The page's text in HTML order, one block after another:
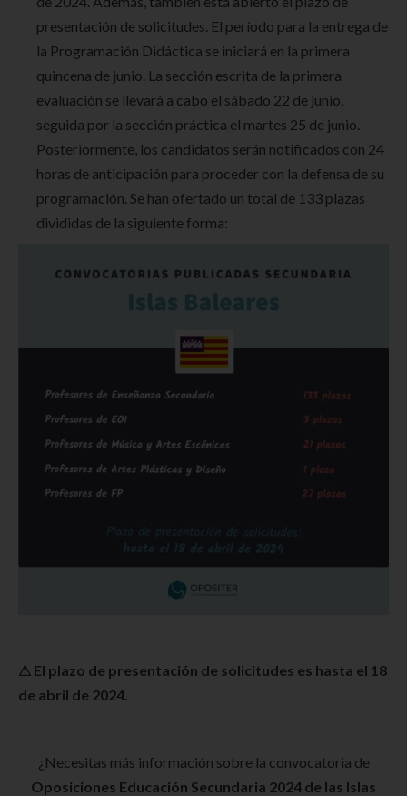
presentación de solicitudes. El período para la entrega de
la Programación Didáctica se iniciará en la primera
quincena de junio. La sección escrita de la primera
evaluación se llevará a cabo el sábado 22 de junio,
seguida por la sección práctica el martes 25 de junio.
Posteriormente, los candidatos serán notificados con 24
horas de anticipación para proceder con la defensa de su
programación. Se han ofertado un total de 133 plazas
divididas de la siguiente forma:
⚠ El plazo de presentación de solicitudes es hasta el 18
de abril de 2024.
¿Necesitas más información sobre la convocatoria de
Oposiciones Educación Secundaria 2024 de las Islas